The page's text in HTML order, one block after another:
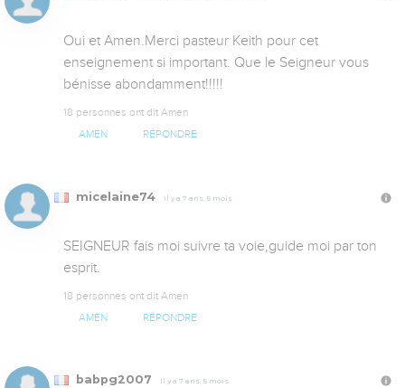
Oui et Amen.Merci pasteur Keith pour cet
enseignement si important. Que le Seigneur vous
bénisse abondamment!!!!!
18 personnes ont dit Amen
AMEN RÉPONDRE
micelaine74 Il y a 7 ans, 5 mois
SEIGNEUR fais moi suivre ta voie,guide moi par ton
esprit.
18 personnes ont dit Amen
AMEN RÉPONDRE
babpg2007 Il y a 7 ans, 5 mois